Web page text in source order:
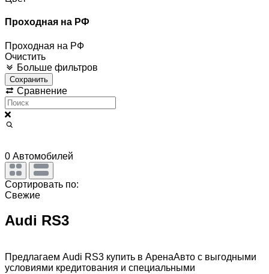
Проходная на РФ
Проходная на РФ
Очистить
Больше фильтров
Сохранить
Сравнение
0 Автомобилей
Сортировать по:
Свежие
Audi RS3
Предлагаем Audi RS3 купить в АренаАвто с выгодными
условиями кредитования и специальными